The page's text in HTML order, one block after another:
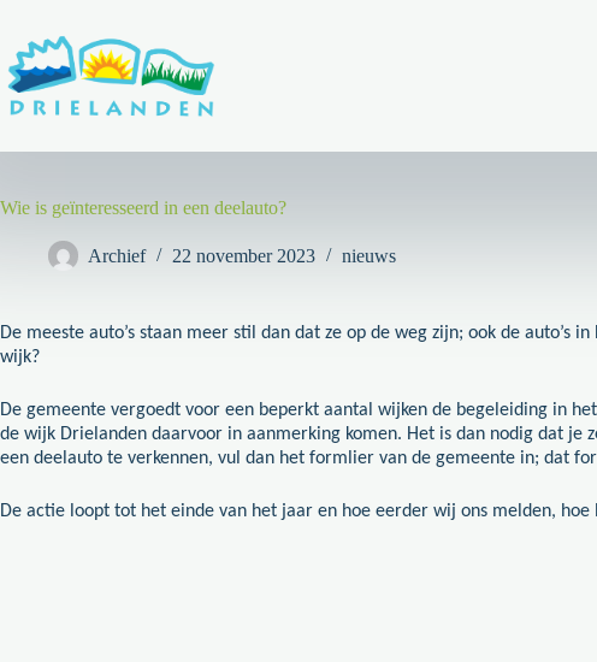
de
inhoud
Wie is geïnteresseerd in een deelauto?
Archief 22 november 2023 nieuws
De meeste auto’s staan meer stil dan dat ze op de weg zijn; ook de
wijk?
De gemeente vergoedt voor een beperkt aantal wijken de begeleiding in
de wijk Drielanden daarvoor in aanmerking komen. Het is dan nodig dat je
een deelauto te verkennen, vul dan het formlier van de gemeente in; dat
De actie loopt tot het einde van het jaar en hoe eerder wij ons melden, hoe